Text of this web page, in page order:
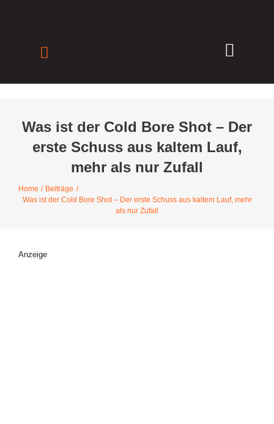
Toggle
Wilde
Was ist der Cold Bore Shot – Der
erste Schuss aus kaltem Lauf,
mehr als nur Zufall
Home
Beiträge
Was ist der Cold Bore Shot – Der erste Schuss aus kaltem Lauf, mehr
als nur Zufall
Anzeige